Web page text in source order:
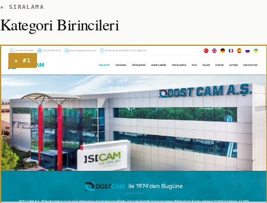
★ SIRALAMA
Kategori Birincileri
★ #1